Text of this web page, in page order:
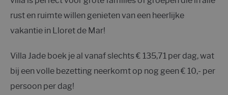
rust en ruimte willen genieten van een heerlijke
vakantie in Lloret de Mar!
Villa Jade boek je al vanaf slechts € 135,71 per dag, wat
bij een volle bezetting neerkomt op nog geen € 10,- per
persoon per dag!